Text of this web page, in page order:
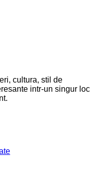
cultura, stil de
intr-un singur loc